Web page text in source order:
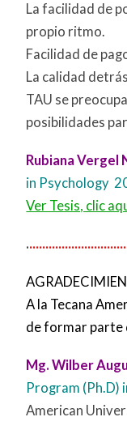
La facilidad de
propio ritmo.
Facilidad de
La calidad
TAU se
posibilidades
Rubiana Vergel
in Psychology
Ver Tesis, clic
.
A la Tecana
de formar parte
Mg. Wilber
Program (Ph.D)
American